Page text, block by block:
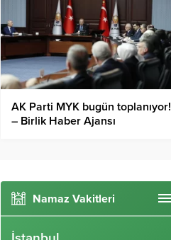
AK Parti MYK bugün toplanıyor!
– Birlik Haber Ajansı
Namaz Vakitleri